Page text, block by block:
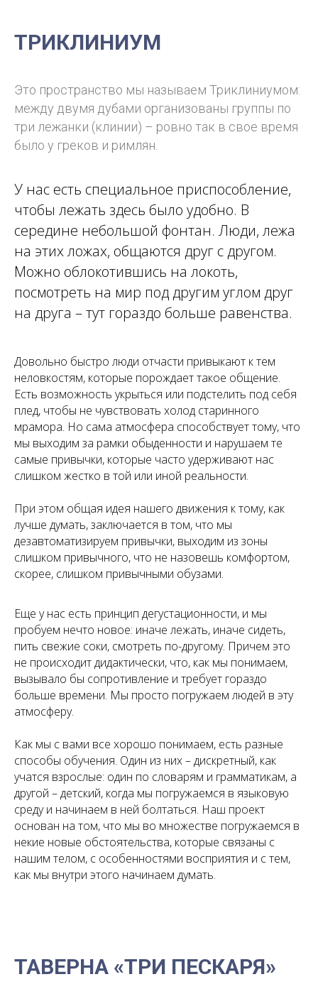
ТРИКЛИНИУМ
Это пространство мы называем Триклиниумом:
между двумя дубами организованы группы по
три лежанки (клинии) – ровно так в свое время
было у греков и римлян.
У нас есть специальное приспособление,
чтобы лежать здесь было удобно. В
середине небольшой фонтан. Люди, лежа
на этих ложах, общаются друг с другом.
Можно облокотившись на локоть,
посмотреть на мир под другим углом друг
на друга – тут гораздо больше равенства.
Довольно быстро люди отчасти привыкают к тем
неловкостям, которые порождает такое общение.
Есть возможность укрыться или подстелить под себя
плед, чтобы не чувствовать холод старинного
мрамора. Но сама атмосфера способствует тому, что
мы выходим за рамки обыденности и нарушаем те
самые привычки, которые часто удерживают нас
слишком жестко в той или иной реальности.
При этом общая идея нашего движения к тому, как
лучше думать, заключается в том, что мы
дезавтоматизируем привычки, выходим из зоны
слишком привычного, что не назовешь комфортом,
скорее, слишком привычными обузами.
Еще у нас есть принцип дегустационности, и мы
пробуем нечто новое: иначе лежать, иначе сидеть,
пить свежие соки, смотреть по-другому. Причем это
не происходит дидактически, что, как мы понимаем,
вызывало бы сопротивление и требует гораздо
больше времени. Мы просто погружаем людей в эту
атмосферу.
Как мы с вами все хорошо понимаем, есть разные
способы обучения. Один из них – дискретный, как
учатся взрослые: один по словарям и грамматикам, а
другой – детский, когда мы погружаемся в языковую
среду и начинаем в ней болтаться. Наш проект
основан на том, что мы во множестве погружаемся в
некие новые обстоятельства, которые связаны с
нашим телом, с особенностями восприятия и с тем,
как мы внутри этого начинаем думать.
ТАВЕРНА «ТРИ ПЕСКАРЯ»